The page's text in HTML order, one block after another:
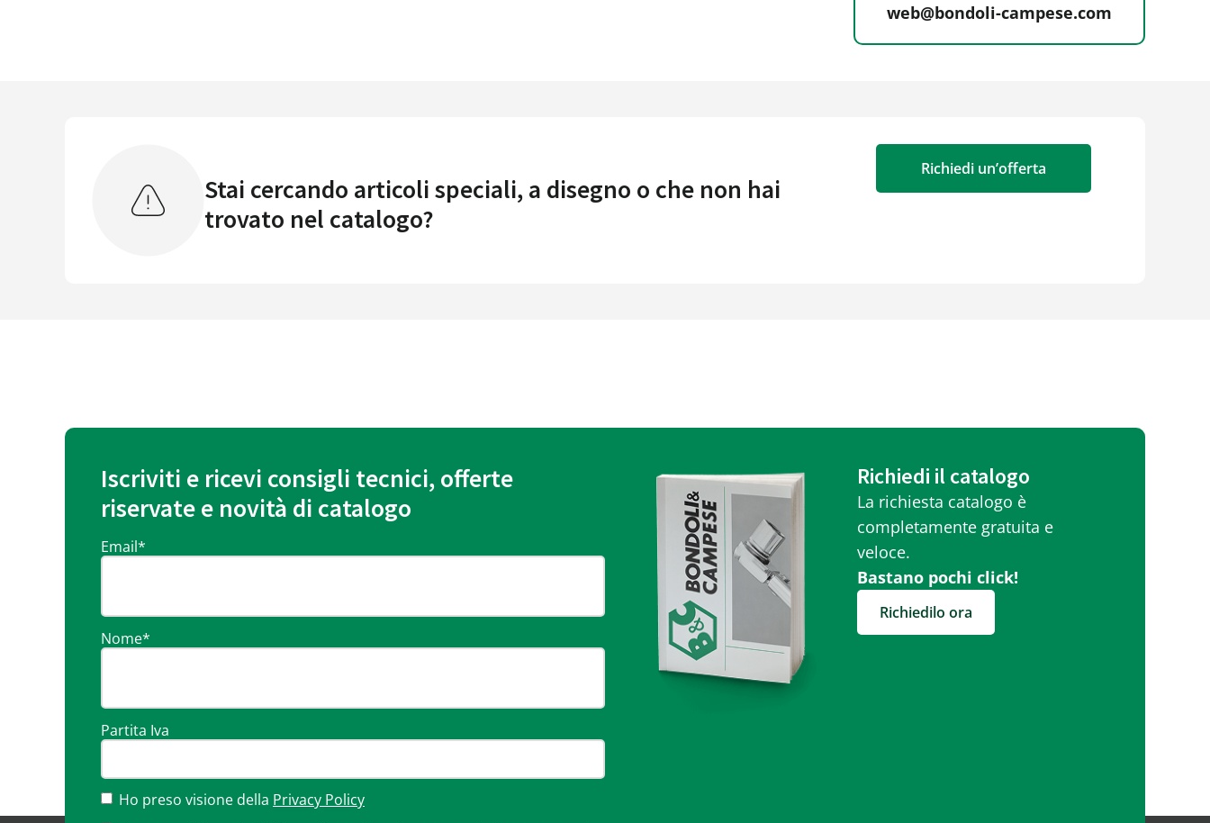
web@bondoli-campese.com
Stai cercando articoli speciali, a disegno o che non hai
trovato nel catalogo?
Richiedi un’offerta
Iscriviti e ricevi consigli tecnici, offerte
riservate e novità di catalogo
Email*
Nome*
Partita Iva
Ho preso visione della Privacy Policy
Richiedi il catalogo
La richiesta catalogo è
completamente gratuita e
veloce.
Bastano pochi click!
Richiedilo ora